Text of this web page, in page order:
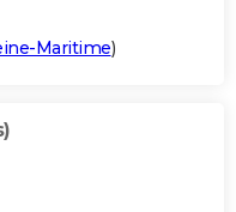
Maritime)